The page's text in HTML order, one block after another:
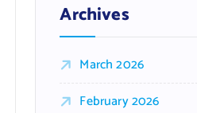
Archives
March 2026
February 2026